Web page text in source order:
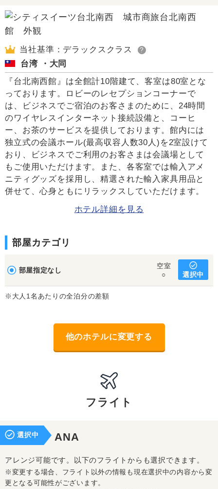
当社基準：デラックスクラス ?
台湾 ・大同
『台北南西館』は全館計10階建て、客室は80室とな
っております。ロビーのレセプションコーナーで
は、ビジネスでご宿泊のお客さまのために、24時間
のワイヤレスインターネット接続設備と、コーヒ
ー、お茶のサービスを提供しております。館内には
独立式の会議ホール(最高収容人数30人)を2室設けて
おり、ビジネスでご利用のお客さまは会議場として
もご使用いただけます。また、各客室では輸入アメ
ニティグッズを採用し、精選された輸入家具用品と
併せて、心身ともにリラックスしていただけます。
ホテル詳細を見る
部屋カテゴリ
部屋指定なし
空室
○
選択中
※大人1名あたりの全泊分の差額
他のホテルに変更する
フライト
選択中 ANA
アレンジ可能です。以下のフライトからも選択できます。
※変更する場合、フライト以外の情報も現在選択中の内容から変
更となる可能性がございます。